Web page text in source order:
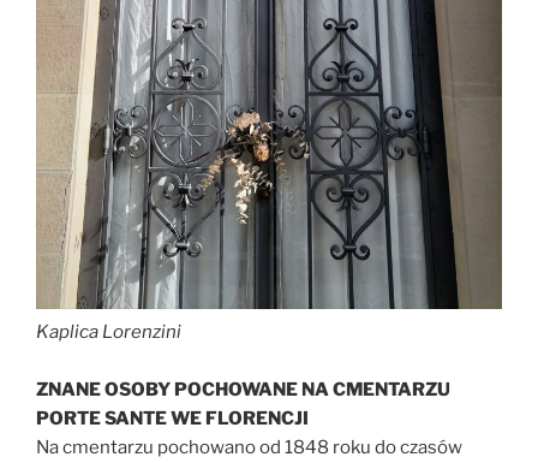
Kaplica Lorenzini
ZNANE OSOBY POCHOWANE NA CMENTARZU
PORTE SANTE WE FLORENCJI
Na cmentarzu pochowano od 1848 roku do czasów